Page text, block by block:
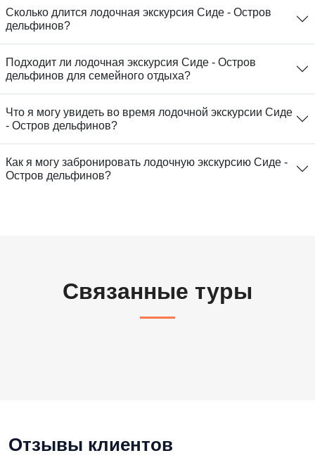
Сколько длится лодочная экскурсия Сиде - Остров
дельфинов?
Подходит ли лодочная экскурсия Сиде - Остров
дельфинов для семейного отдыха?
Что я могу увидеть во время лодочной экскурсии Сиде
- Остров дельфинов?
Как я могу забронировать лодочную экскурсию Сиде -
Остров дельфинов?
Связанные туры
Отзывы клиентов